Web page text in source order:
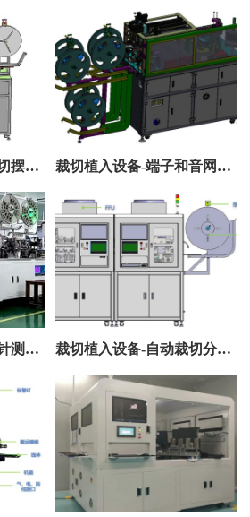
裁切植入设备-自动裁切摆盘设备 裁切植入设备-端子和音网自动裁切植入设备
裁切植入设备-自动插针测试包装机 裁切植入设备-自动裁切分穴摆盘设备